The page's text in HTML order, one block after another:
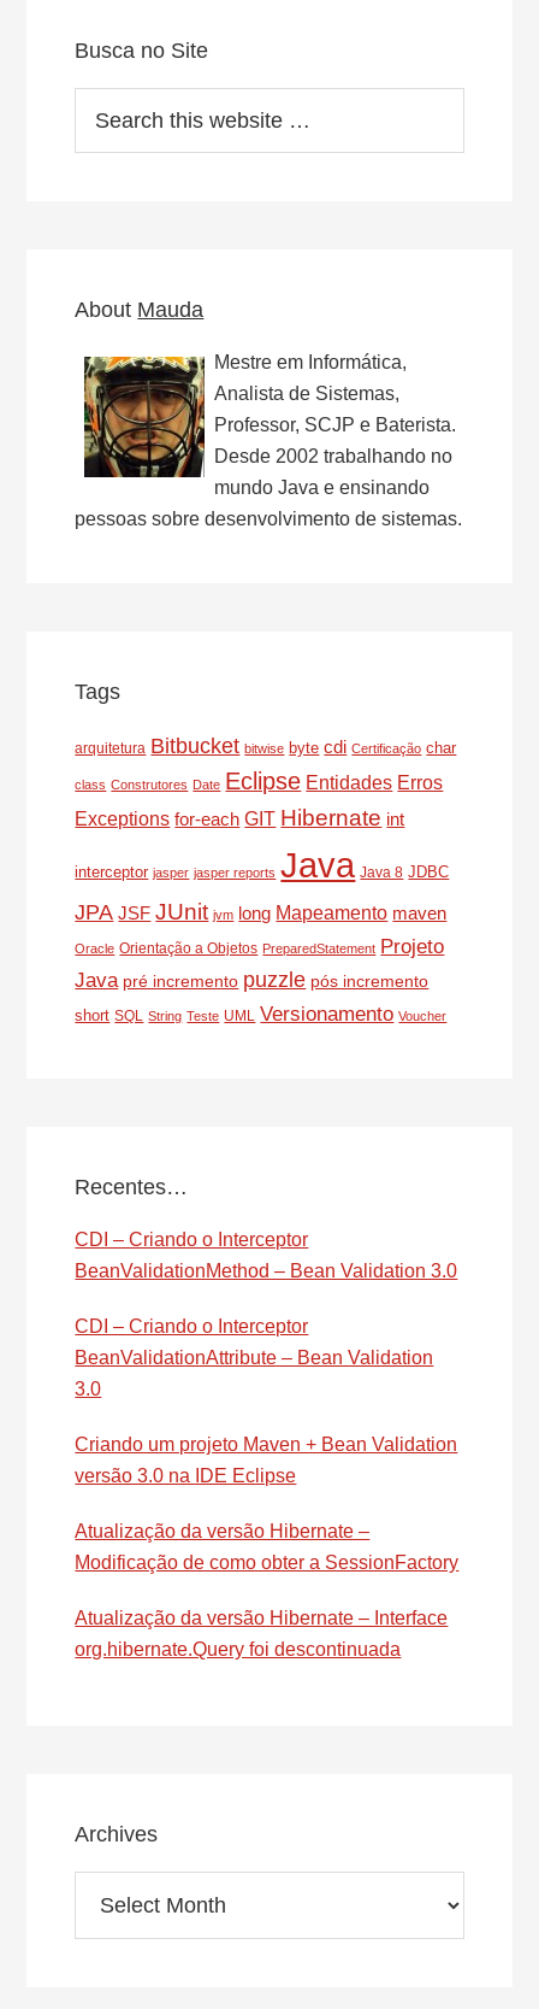
Sidebar
Busca no Site
this
About Mauda
Mestre em Informática,
Analista de Sistemas,
Professor, SCJP e Baterista.
Desde 2002 trabalhando no
mundo Java e ensinando
pessoas sobre desenvolvimento de sistemas.
Tags
arquitetura Bitbucket bitwise byte cdi Certificação char
class Construtores Date Eclipse Entidades Erros
Exceptions for-each GIT Hibernate int
interceptor jasper jasper reports Java Java 8 JDBC
JPA JSF JUnit jvm long Mapeamento maven
Oracle Orientação a Objetos PreparedStatement Projeto
Java pré incremento puzzle pós incremento
short SQL String Teste UML Versionamento Voucher
Recentes…
CDI – Criando o Interceptor
BeanValidationMethod – Bean Validation 3.0
CDI – Criando o Interceptor
BeanValidationAttribute – Bean Validation
3.0
Criando um projeto Maven + Bean Validation
versão 3.0 na IDE Eclipse
Atualização da versão Hibernate –
Modificação de como obter a SessionFactory
Atualização da versão Hibernate – Interface
org.hibernate.Query foi descontinuada
Archives